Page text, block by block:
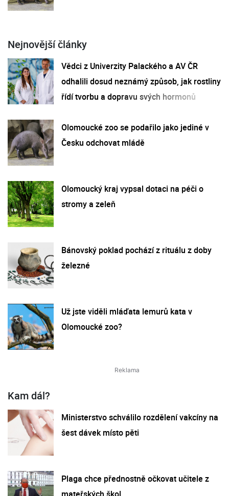
Nejnovější články
Vědci z Univerzity Palackého a AV ČR
odhalili dosud neznámý způsob, jak rostliny
řídí tvorbu a dopravu svých hormonů
Olomoucké zoo se podařilo jako jediné v
Česku odchovat mládě
Olomoucký kraj vypsal dotaci na péči o
stromy a zeleň
Bánovský poklad pochází z rituálu z doby
železné
Už jste viděli mláďata lemurů kata v
Olomoucké zoo?
Kam dál?
Ministerstvo schválilo rozdělení vakcíny na
šest dávek místo pěti
Plaga chce přednostně očkovat učitele z